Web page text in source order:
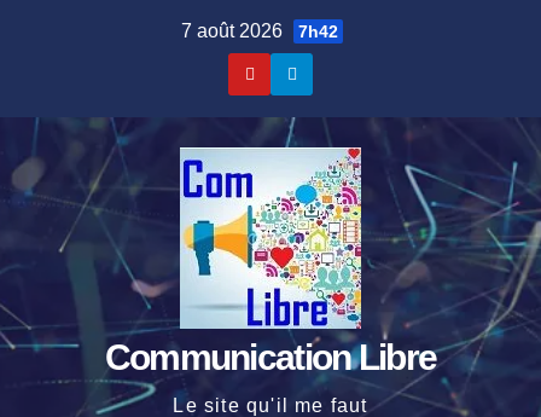
7 août 2026 7h42
Communication Libre
Le site qu'il me faut